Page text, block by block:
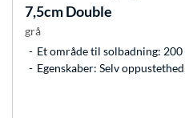
7,5cm Double
grå
Et område til solbadning: 200
Egenskaber: Selv